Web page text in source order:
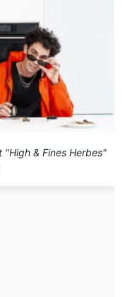
& Fines Herbes"